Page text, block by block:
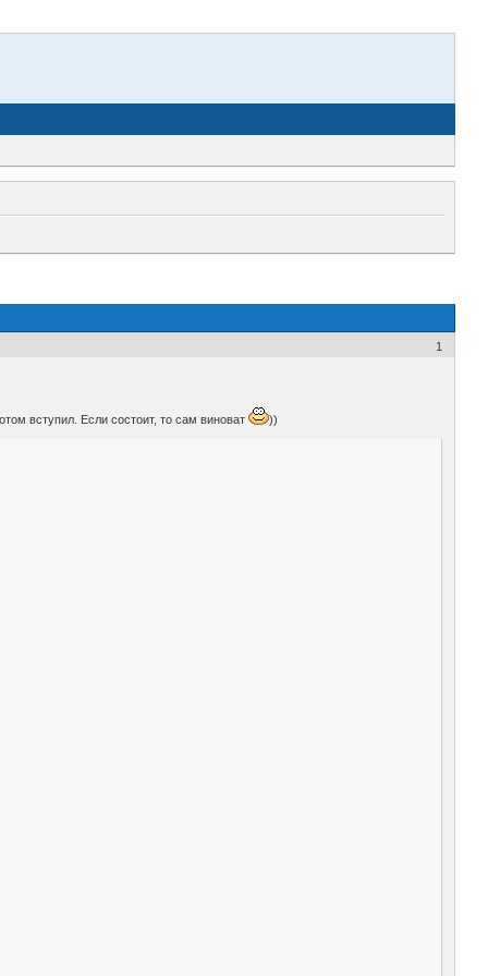
1
вступил. Если состоит, то сам виноват ))